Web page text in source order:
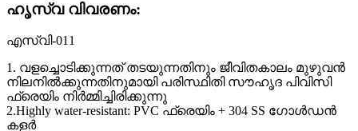
ഹൃസ്വ വിവരണം:
എസ്വി-011
1. വളച്ചൊടിക്കുന്നത് തടയുന്നതിനും ജീവിതകാലം മുഴുവൻ
നിലനിൽക്കുന്നതിനുമായി പരിസ്ഥിതി സൗഹൃദ പിവിസി
ഫ്രെയിം നിർമ്മിച്ചിരിക്കുന്നു
2.Highly water-resistant: PVC ഫ്രെയിം + 304 SS ഗോൾഡൻ
കളർ